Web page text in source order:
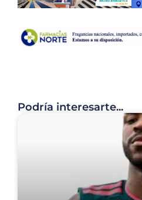
Podría interesarte...